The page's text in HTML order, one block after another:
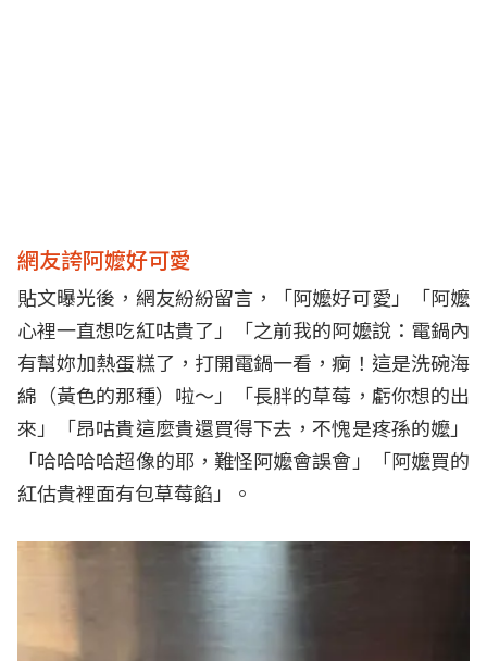
網友誇阿嬤好可愛
貼文曝光後，網友紛紛留言，「阿嬤好可愛」「阿嬤
心裡一直想吃紅咕貴了」「之前我的阿嬤說：電鍋內
有幫妳加熱蛋糕了，打開電鍋一看，痾！這是洗碗海
綿（黃色的那種）啦～」「長胖的草莓，虧你想的出
來」「昂咕貴這麼貴還買得下去，不愧是疼孫的嬤」
「哈哈哈哈超像的耶，難怪阿嬤會誤會」「阿嬤買的
紅估貴裡面有包草莓餡」。